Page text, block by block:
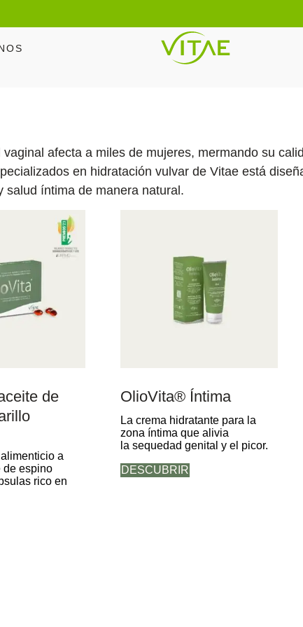
vaginal afecta a miles de mujeres, mermando su
en hidratación vulvar de Vitae está
salud íntima de manera natural.
de
a
de espino
rico en
OlioVita® Íntima
La crema hidratante para la
zona íntima que alivia
la sequedad genital y el picor.
DESCUBRIR